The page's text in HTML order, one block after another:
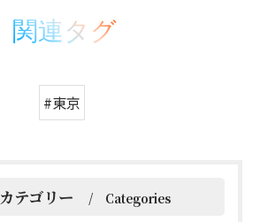
関連タグ
#東京
カテゴリー Categories